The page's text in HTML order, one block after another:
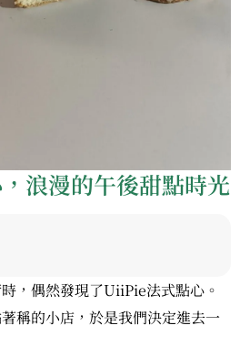
浪漫的午後甜點時光
，偶然發現了UiiPie法式點心。
稱的小店，於是我們決定進去一